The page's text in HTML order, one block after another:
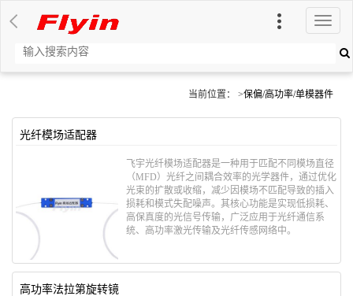
切
换
当前位置： >保偏/高功率/单模器件
光纤模场适配器
飞宇光纤模场适配器是一种用于​​匹配不同模场直径
（MFD）光纤之间耦合效率​​的光学器件，通过优化
光束的扩散或收缩，减少因模场不匹配导致的插入
损耗和模式失配噪声。其核心功能是实现​​低损耗、
高保真度的光信号传输​​，广泛应用于光纤通信系
统、高功率激光传输及光纤传感网络中。
高功率法拉第旋转镜